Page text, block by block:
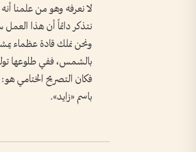
لا نعرفه وهو من علمنا
نتذكر دائماً أن هذا
ونحن نملك قادة عظماء
بالشمس، ففي طلوعها
فكان التصريح الختامي
باسم «زايد».